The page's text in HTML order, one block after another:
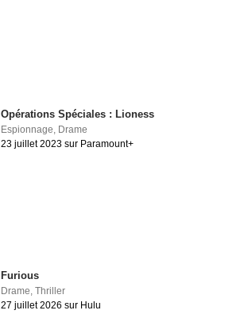
Opérations Spéciales : Lioness
Espionnage, Drame
23 juillet 2023 sur Paramount+
Furious
Drame,Thriller
27 juillet 2026 sur Hulu